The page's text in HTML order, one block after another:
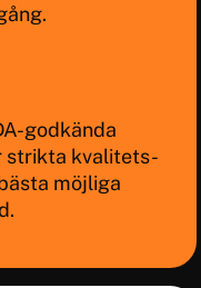
godkända
strikta kvalitets-
möjliga